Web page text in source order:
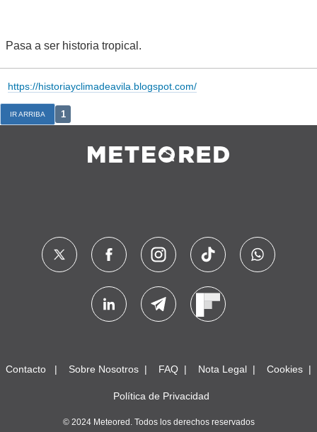
Pasa a ser historia tropical.
https://historiayclimadeavila.blogspot.com/
IR ARRIBA 1
Contacto Sobre Nosotros FAQ Nota Legal Cookies
Política de Privacidad
© 2024 Meteored. Todos los derechos reservados